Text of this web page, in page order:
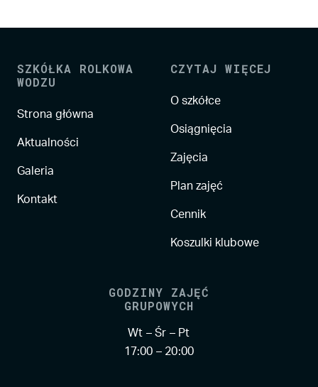
SZKÓŁKA ROLKOWA
WODZU
Strona główna
Aktualności
Galeria
Kontakt
CZYTAJ WIĘCEJ
O szkółce
Osiągnięcia
Zajęcia
Plan zajęć
Cennik
Koszulki klubowe
GODZINY ZAJĘĆ
GRUPOWYCH
Wt – Śr – Pt
17:00 – 20:00